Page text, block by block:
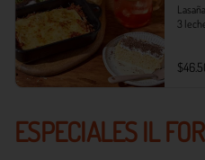
3
ESPECIALES IL